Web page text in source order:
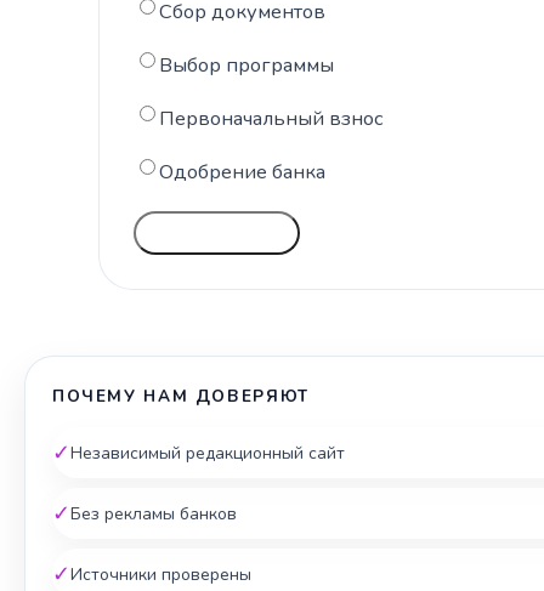
Сбор документов
Выбор программы
Первоначальный взнос
Одобрение банка
ПОЧЕМУ НАМ ДОВЕРЯЮТ
✓Независимый редакционный сайт
✓Без рекламы банков
✓Источники проверены